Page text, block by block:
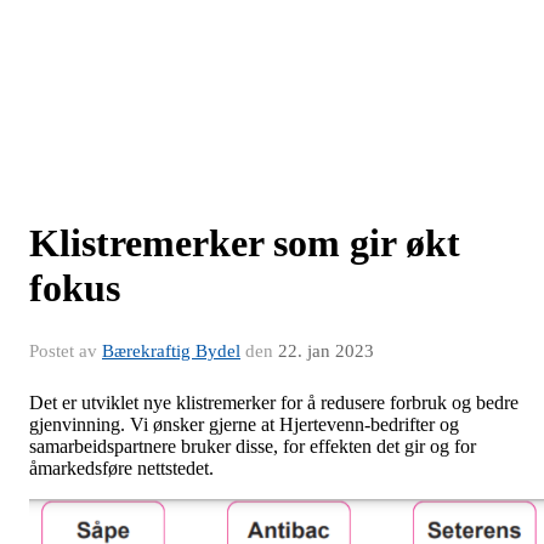
Klistremerker som gir økt
fokus
Postet av Bærekraftig Bydel den 22. jan 2023
Det er utviklet nye klistremerker for å redusere forbruk og bedre
gjenvinning. Vi ønsker gjerne at Hjertevenn-bedrifter og
samarbeidspartnere bruker disse, for effekten det gir og for
åmarkedsføre nettstedet.